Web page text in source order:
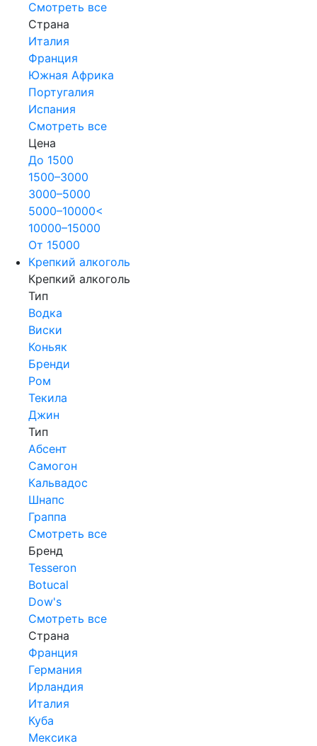
Смотреть все
Страна
Италия
Франция
Южная Африка
Португалия
Испания
Смотреть все
Цена
До 1500
1500–3000
3000–5000
5000–10000<
10000–15000
От 15000
Крепкий алкоголь
Крепкий алкоголь
Тип
Водка
Виски
Коньяк
Бренди
Ром
Текила
Джин
Тип
Абсент
Самогон
Кальвадос
Шнапс
Граппа
Смотреть все
Бренд
Tesseron
Botucal
Dow's
Смотреть все
Страна
Франция
Германия
Ирландия
Италия
Куба
Мексика